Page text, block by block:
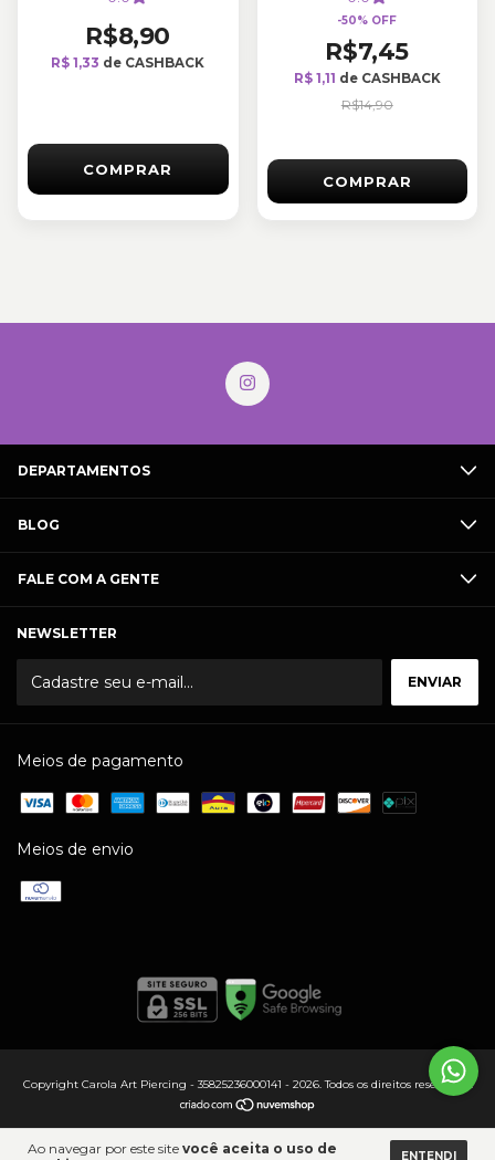
Ao navegar por este site você aceita o uso de
ENTENDI
R$8,90
R$ 1,33 de CASHBACK
-50% OFF
R$7,45
R$ 1,11 de CASHBACK
R$14,90
COMPRAR
DEPARTAMENTOS
BLOG
FALE COM A GENTE
NEWSLETTER
Meios de pagamento
Meios de envio
Copyright Carola Art Piercing - 35825236000141 - 2026. Todos os direitos reservados.